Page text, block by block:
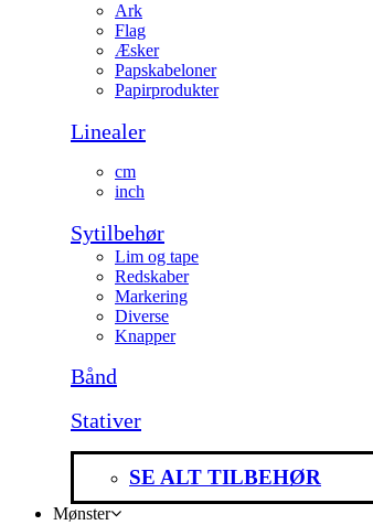
Ark
Flag
Æsker
Papskabeloner
Papirprodukter
Linealer
cm
inch
Sytilbehør
Lim og tape
Redskaber
Markering
Diverse
Knapper
Bånd
Stativer
SE ALT TILBEHØR
Mønster